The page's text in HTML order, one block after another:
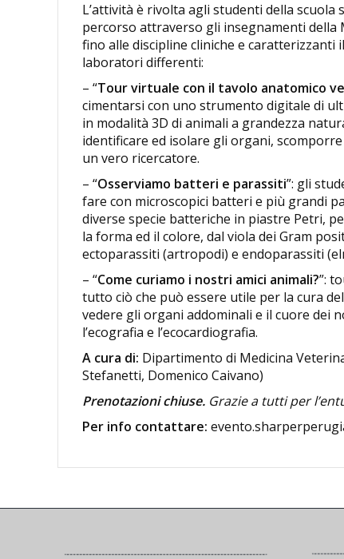
L’attività è rivolta agli studenti della
percorso attraverso gli insegnamenti della
fino alle discipline cliniche e
laboratori differenti:
– “Tour virtuale con il tavolo anatomico
cimentarsi con uno strumento digitale di
in modalità 3D di animali a grandezza
identificare ed isolare gli organi,
un vero ricercatore.
– “Osserviamo batteri e parassiti”: gli
fare con microscopici batteri e più grandi
diverse specie batteriche in piastre Petri,
la forma ed il colore, dal viola dei Gram
ectoparassiti (artropodi) e endoparassiti
– “Come curiamo i nostri amici animali?”:
tutto ciò che può essere utile per la cura
vedere gli organi addominali e il cuore dei
l’ecografia e l’ecocardiografia.
A cura di: Dipartimento di Medicina
Stefanetti, Domenico Caivano)
Prenotazioni chiuse. Grazie a tutti per
Per info contattare: